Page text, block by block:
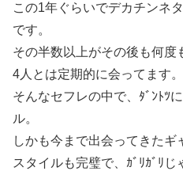
この1年ぐらいでデカチンネ
です。
その半数以上がその後も何度
4人とは定期的に会ってます。
そんなセフレの中で、ﾀﾞﾝﾄﾂ
ル。
しかも今まで出会ってきたギ
スタイルも完璧で、ｶﾞﾘｶﾞﾘ